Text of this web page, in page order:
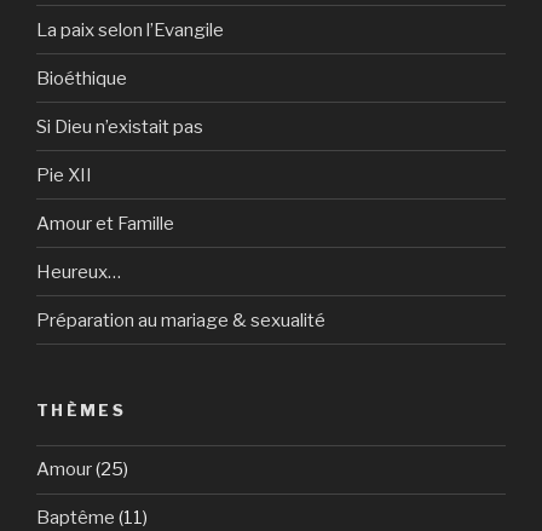
La paix selon l’Evangile
Bioéthique
Si Dieu n’existait pas
Pie XII
Amour et Famille
Heureux…
Préparation au mariage & sexualité
THÈMES
Amour(25)
Baptême (11)